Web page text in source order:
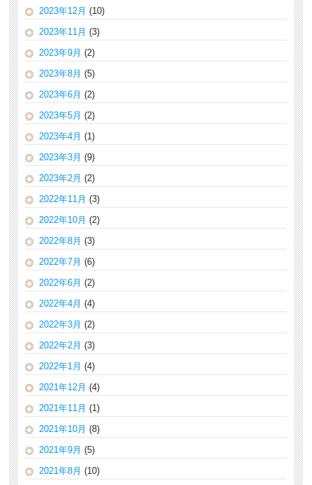
2023年12月 (10)
2023年11月 (3)
2023年9月 (2)
2023年8月 (5)
2023年6月 (2)
2023年5月 (2)
2023年4月 (1)
2023年3月 (9)
2023年2月 (2)
2022年11月 (3)
2022年10月 (2)
2022年8月 (3)
2022年7月 (6)
2022年6月 (2)
2022年4月 (4)
2022年3月 (2)
2022年2月 (3)
2022年1月 (4)
2021年12月 (4)
2021年11月 (1)
2021年10月 (8)
2021年9月 (5)
2021年8月 (10)